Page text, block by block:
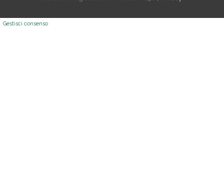
Gestisci consenso